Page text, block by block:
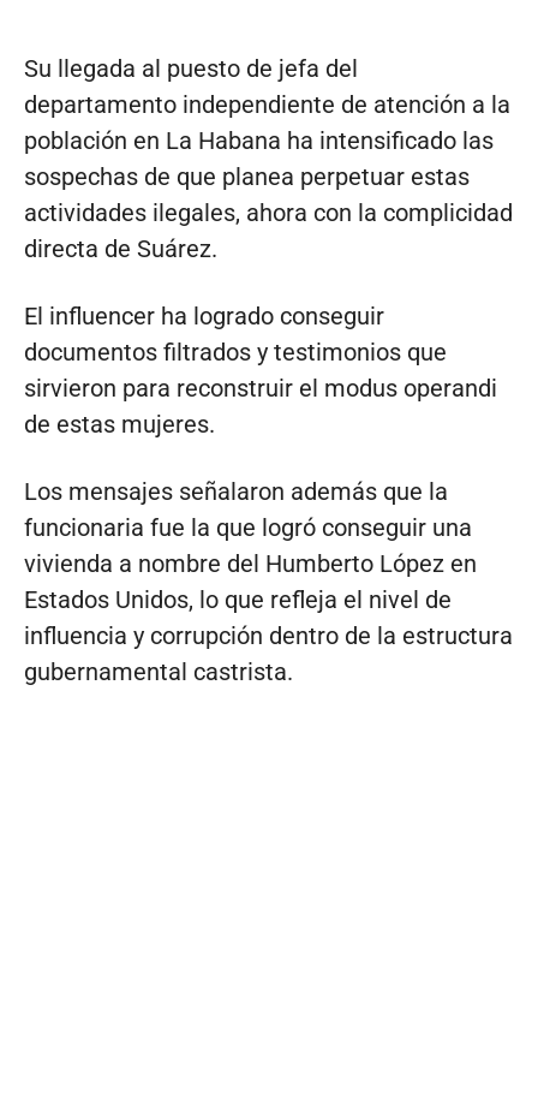
Su llegada al puesto de jefa del
departamento independiente de atención a la
población en La Habana ha intensificado las
sospechas de que planea perpetuar estas
actividades ilegales, ahora con la complicidad
directa de Suárez.
El influencer ha logrado conseguir
documentos filtrados y testimonios que
sirvieron para reconstruir el modus operandi
de estas mujeres.
Los mensajes señalaron además que la
funcionaria fue la que logró conseguir una
vivienda a nombre del Humberto López en
Estados Unidos, lo que refleja el nivel de
influencia y corrupción dentro de la estructura
gubernamental castrista.